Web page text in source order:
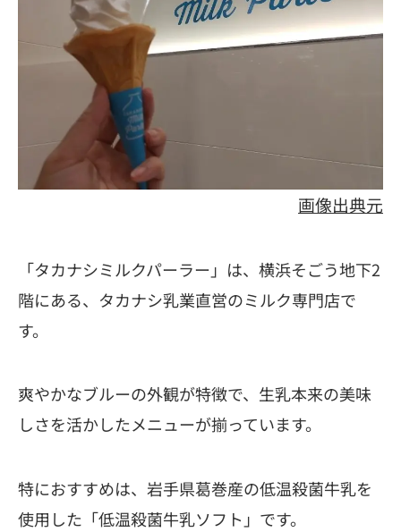
画像出典元
「タカナシミルクパーラー」は、横浜そごう地下2
階にある、タカナシ乳業直営のミルク専門店で
す。
爽やかなブルーの外観が特徴で、生乳本来の美味
しさを活かしたメニューが揃っています。
特におすすめは、岩手県葛巻産の低温殺菌牛乳を
使用した「低温殺菌牛乳ソフト」です。